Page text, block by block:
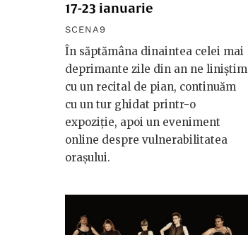
17-23 ianuarie
SCENA9
În săptămâna dinaintea celei mai
deprimante zile din an ne liniștim
cu un recital de pian, continuăm
cu un tur ghidat printr-o
expoziție, apoi un eveniment
online despre vulnerabilitatea
orașului.